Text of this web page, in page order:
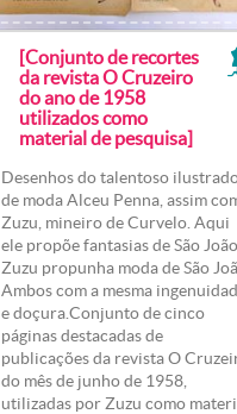
[Conjunto de recortes
da revista O Cruzeiro
do ano de 1958
utilizados como
material de pesquisa]
Desenhos do talentoso
de moda Alceu Penna, assim
Zuzu, mineiro de Curvelo. Aqui
ele propõe fantasias de São João.
Zuzu propunha moda de São
Ambos com a mesma
e doçura.Conjunto de cinco
páginas destacadas de
publicações da revista O
do mês de junho de 1958,
utilizadas por Zuzu como